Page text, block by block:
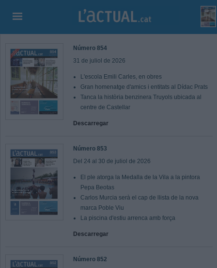
Número 854
31 de juliol de 2026
L'escola Emili Carles, en obres
Gran homenatge d'amics i entitats al Dídac Prats
Tanca la història benzinera Truyols ubicada al
centre de Castellar
Descarregar
Número 853
Del 24 al 30 de juliol de 2026
El ple atorga la Medalla de la Vila a la pintora
Pepa Beotas
Carlos Murcia serà el cap de llista de la nova
marca Poble Viu
La piscina d'estiu arrenca amb força
Descarregar
Número 852